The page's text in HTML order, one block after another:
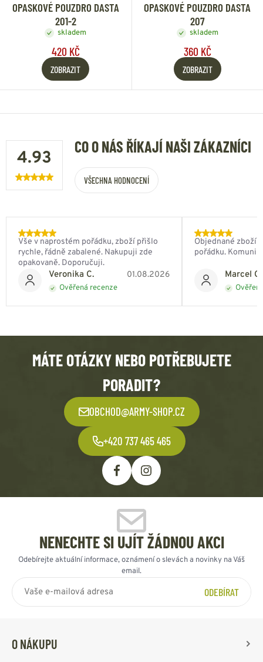
OPASKOVÉ POUZDRO DASTA
201-2
skladem
420 KČ
ZOBRAZIT
OPASKOVÉ POUZDRO DASTA
207
skladem
360 KČ
ZOBRAZIT
4.93
CO O NÁS ŘÍKAJÍ NAŠI ZÁKAZNÍCI
VŠECHNA HODNOCENÍ
Veronika C. 01.08.2026
Ověřená recenze
Vše v naprostém pořádku, zboží přišlo
rychle, řádně zabalené. Nakupuji zde
opakovaně. Doporučuji.
Marcel
Objednané zboží
pořádku.
MÁTE OTÁZKY NEBO POTŘEBUJETE
PORADIT?
OBCHOD@ARMY-SHOP.CZ
+420 737 465 465
NENECHTE SI UJÍT ŽÁDNOU AKCI
Odebírejte aktuální informace, oznámení o slevách a novinky na Váš
email.
ODEBÍRAT
O NÁKUPU